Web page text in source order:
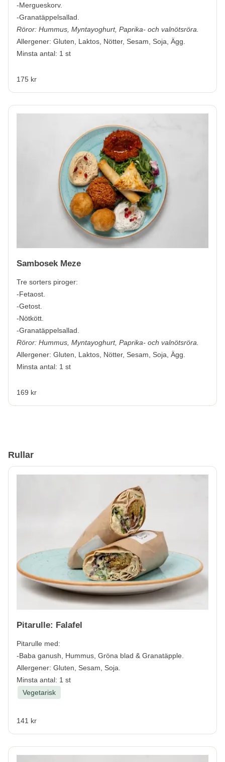
-Mergueskorv.
-Granatäppelsallad.
Röror: Hummus, Myntayoghurt, Paprika- och valnötsröra.
Allergener: Gluten, Laktos, Nötter, Sesam, Soja, Ägg.
Minsta antal: 1 st
175 kr
Sambosek Meze
Tre sorters piroger:
-Fetaost.
-Getost.
-Nötkött.
-Granatäppelsallad.
Röror: Hummus, Myntayoghurt, Paprika- och valnötsröra.
Allergener: Gluten, Laktos, Nötter, Sesam, Soja, Ägg.
Minsta antal: 1 st
169 kr
Rullar
Pitarulle: Falafel
Pitarulle med:
-Baba ganush, Hummus, Gröna blad & Granatäpple.
Allergener: Gluten, Sesam, Soja.
Minsta antal: 1 st
Vegetarisk
141 kr